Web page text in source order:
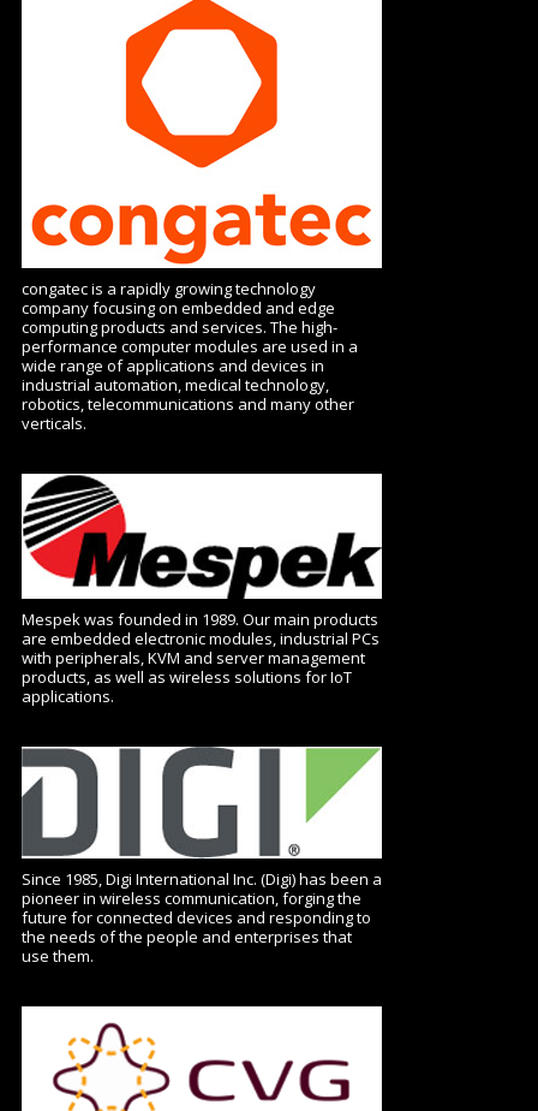
congatec is a rapidly growing technology
company focusing on embedded and edge
computing products and services. The high-
performance computer modules are used in a
wide range of applications and devices in
industrial automation, medical technology,
robotics, telecommunications and many other
verticals.
Mespek was founded in 1989. Our main products
are embedded electronic modules, industrial PCs
with peripherals, KVM and server management
products, as well as wireless solutions for IoT
applications.
Since 1985, Digi International Inc. (Digi) has been a
pioneer in wireless communication, forging the
future for connected devices and responding to
the needs of the people and enterprises that
use them.